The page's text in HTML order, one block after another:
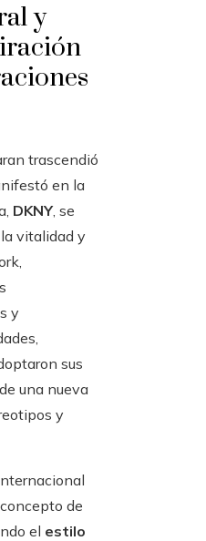
y
trascendió
en la
DKNY, se
vitalidad y
y
sus
una nueva
y
de
el estilo